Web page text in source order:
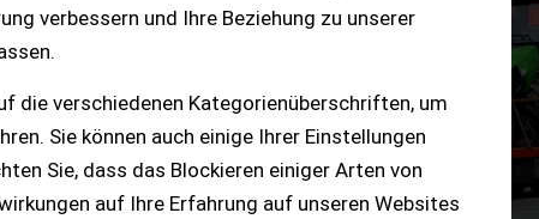
verbessern und Ihre Beziehung zu unserer
die verschiedenen Kategorienüberschriften, um
Sie können auch einige Ihrer Einstellungen
Sie, dass das Blockieren einiger Arten von
auf Ihre Erfahrung auf unseren Websites